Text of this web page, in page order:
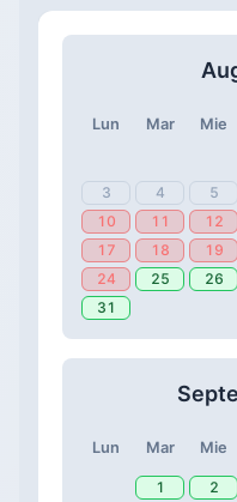
Lun Mar Mie
3
4 5
10
11 12
17
18 19
24
25 26
31
Lun Mar Mie
1 2